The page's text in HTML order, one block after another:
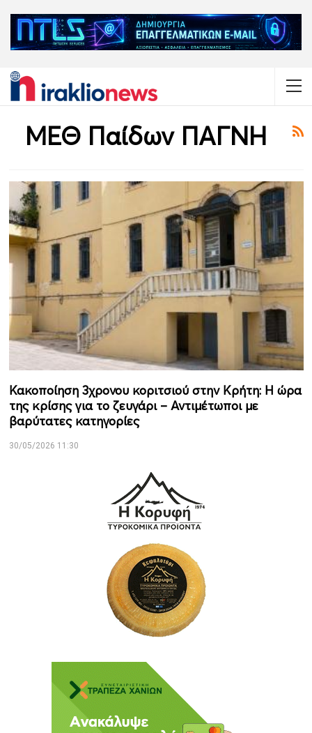
ΜΕΘ Παίδων ΠΑΓΝΗ
Κακοποίηση 3χρονου κοριτσιού στην Κρήτη: Η ώρα
της κρίσης για το ζευγάρι – Αντιμέτωποι με
βαρύτατες κατηγορίες
30/05/2026 11:30